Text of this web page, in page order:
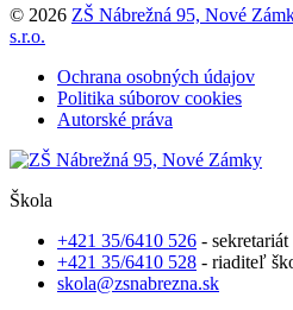
© 2026 ZŠ Nábrežná 95, Nové
s.r.o.
Ochrana osobných údajov
Politika súborov cookies
Autorské práva
Škola
+421 35/6410 526 - sekretariát
+421 35/6410 528 - riaditeľ
skola@zsnabrezna.sk